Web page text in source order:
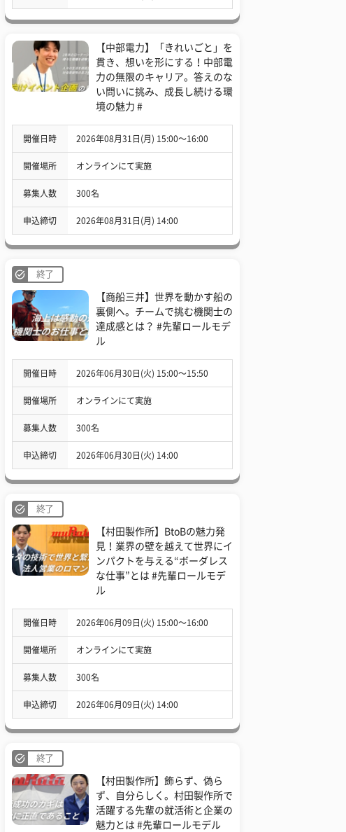
【中部電力】「きれいごと」を
貫き、想いを形にする！中部電
力の無限のキャリア。答えのな
い問いに挑み、成長し続ける環
境の魅力 #
開催日時 2026年08月31日(月) 15:00〜16:00
開催場所 オンラインにて実施
募集人数 300名
申込締切 2026年08月31日(月) 14:00
終了
【商船三井】世界を動かす船の
裏側へ。チームで挑む機関士の
達成感とは？ #先輩ロールモデ
ル
開催日時 2026年06月30日(火) 15:00〜15:50
開催場所 オンラインにて実施
募集人数 300名
申込締切 2026年06月30日(火) 14:00
終了
【村田製作所】BtoBの魅力発
見！業界の壁を越えて世界にイ
ンパクトを与える“ボーダレス
な仕事”とは #先輩ロールモデ
ル
開催日時 2026年06月09日(火) 15:00〜16:00
開催場所 オンラインにて実施
募集人数 300名
申込締切 2026年06月09日(火) 14:00
終了
【村田製作所】飾らず、偽ら
ず、自分らしく。村田製作所で
活躍する先輩の就活術と企業の
魅力とは #先輩ロールモデル